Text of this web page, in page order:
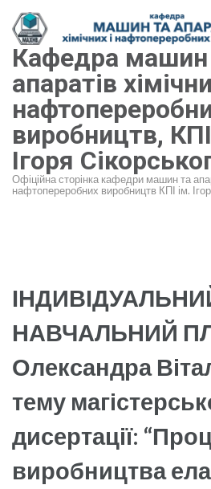
Перейти
до
вмісту
(натисніть
Enter)
Кафедра машин
апаратів
виробництв,
Ігоря
Офіційна сторінка кафедри машин та
нафтопереробних виробництв КПІ ім.
НАВЧАЛЬНИЙ
Олександра
тему
дисертації:
виробництва